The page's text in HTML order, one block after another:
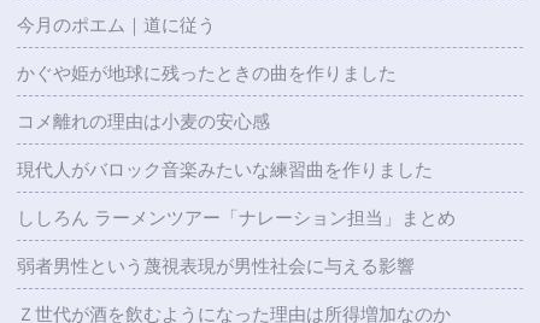
今月のポエム｜道に従う
かぐや姫が地球に残ったときの曲を作りました
コメ離れの理由は小麦の安心感
現代人がバロック音楽みたいな練習曲を作りました
ししろん ラーメンツアー「ナレーション担当」まとめ
弱者男性という蔑視表現が男性社会に与える影響
Ｚ世代が酒を飲むようになった理由は所得増加なのか